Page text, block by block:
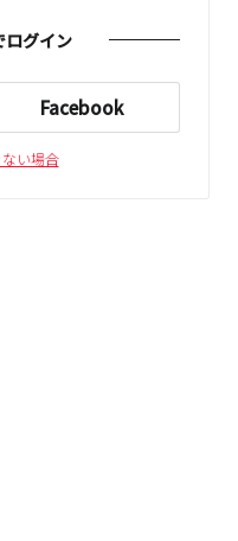
ログイン
Facebook
い場合